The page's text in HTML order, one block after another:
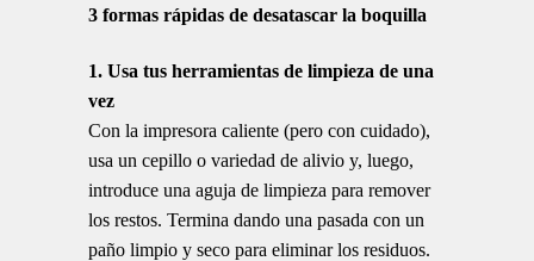
3 formas rápidas de desatascar la boquilla
1. Usa tus herramientas de limpieza de una
vez
Con la impresora caliente (pero con cuidado),
usa un cepillo o variedad de alivio y, luego,
introduce una aguja de limpieza para remover
los restos. Termina dando una pasada con un
paño limpio y seco para eliminar los residuos.